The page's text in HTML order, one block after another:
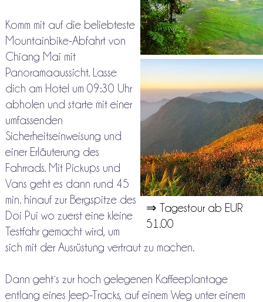
⇒ Tagestour ab EUR
51.00
Komm mit auf die beliebteste
Mountainbike-Abfahrt von
Chiang Mai mit
Panoramaaussicht. Lasse
dich am Hotel um 09:30 Uhr
abholen und starte mit einer
umfassenden
Sicherheitseinweisung und
einer Erläuterung des
Fahrrads. Mit Pickups und
Vans geht es dann rund 45
min. hinauf zur Bergspitze des
Doi Pui wo zuerst eine kleine
Testfahr gemacht wird, um
sich mit der Ausrüstung vertraut zu machen.
Dann geht´s zur hoch gelegenen Kaffeeplantage
entlang eines Jeep-Tracks, auf einem Weg unter einem